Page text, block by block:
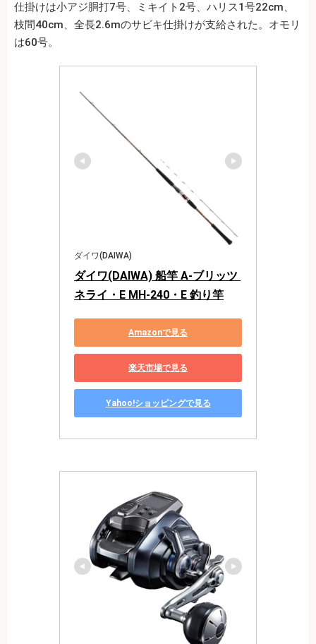
仕掛けは小アジ胴打7号、ミキイト2号、ハリス1号22cm、
枝間40cm、全長2.6mのサビキ仕掛けが支給された。オモリ
は60号。
ダイワ(DAIWA)
ダイワ(DAIWA) 船竿 A-ブリッツ
ネライ・E MH-240・E 釣り竿
Amazonで見る
楽天市場で見る
Yahoo!ショッピングで見る